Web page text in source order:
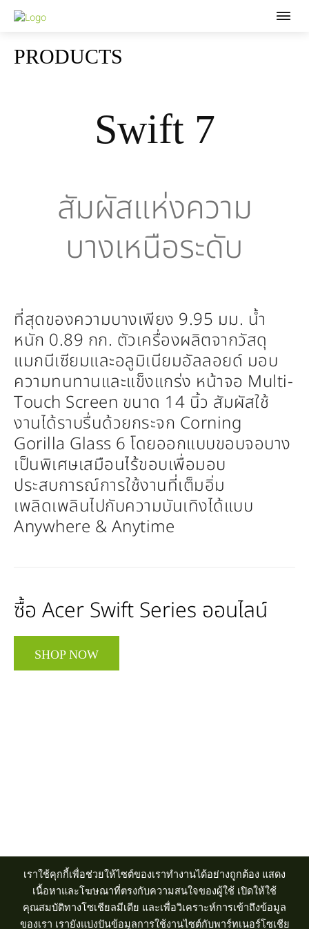
เราใช้คุกกี้เพื่อช่วยให้ไซต์ของเราทำงานได้อย่างถูกต้อง แสดง
เนื้อหาและโฆษณาที่ตรงกับความสนใจของผู้ใช้ เปิดให้ใช้
คุณสมบัติทางโซเชียลมีเดีย และเพื่อวิเคราะห์การเข้าถึงข้อมูล
ของเรา เรายังแบ่งปันข้อมูลการใช้งานไซต์กับพาร์ทเนอร์โซเชีย
PRODUCTS
Swift 7
สัมผัสแห่งความ
บางเหนือระดับ
ที่สุดของความบางเพียง 9.95 มม. น้ำ
หนัก 0.89 กก. ตัวเครื่องผลิตจากวัสดุ
แมกนีเซียมและอลูมิเนียมอัลลอยด์ มอบ
ความทนทานและแข็งแกร่ง หน้าจอ Multi-
Touch Screen ขนาด 14 นิ้ว สัมผัสใช้
งานได้ราบรื่นด้วยกระจก Corning
Gorilla Glass 6 โดยออกแบบขอบจอบาง
เป็นพิเศษเสมือนไร้ขอบเพื่อมอบ
ประสบการณ์การใช้งานที่เต็มอิ่ม
เพลิดเพลินไปกับความบันเทิงได้แบบ
Anywhere & Anytime
ซื้อ Acer Swift Series ออนไลน์
SHOP NOW
แขวงช่องนนทรี เขตยานนาวา กรุงเทพฯ 10120
Product Info Line 02-825-9600 Technical Inquiry 02-825-9645